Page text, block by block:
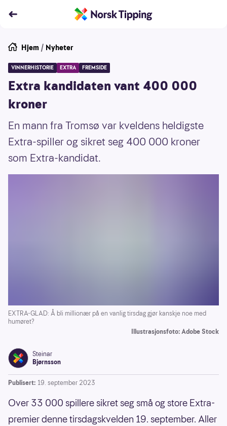
Hjem / Nyheter
VINNERHISTORIE EXTRA FREMSIDE
Extra kandidaten vant 400 000
kroner
En mann fra Tromsø var kveldens heldigste
Extra-spiller og sikret seg 400 000 kroner
som Extra-kandidat.
EXTRA-GLAD: Å bli millionær på en vanlig tirsdag gjør kanskje noe med
humøret?
Illustrasjonsfoto: Adobe Stock
Steinar
Bjørnsson
Publisert: 19. september 2023
Over 33 000 spillere sikret seg små og store Extra-
premier denne tirsdagskvelden 19. september. Aller